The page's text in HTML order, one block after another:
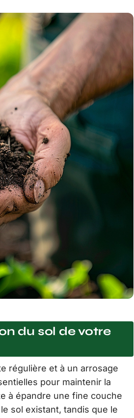
du sol de votre
régulière et à un arrosage
pour maintenir la
à épandre une fine couche
sol existant, tandis que le